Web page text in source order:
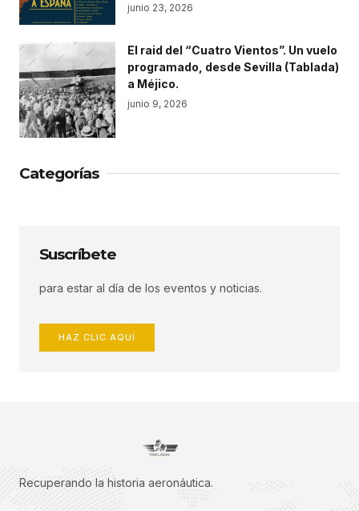
junio 23, 2026
El raid del “Cuatro Vientos”. Un vuelo
programado, desde Sevilla (Tablada)
a Méjico.
junio 9, 2026
Categorías
Suscríbete
para estar al día de los eventos y noticias.
HAZ CLIC AQUÍ
Recuperando la historia aeronáutica.